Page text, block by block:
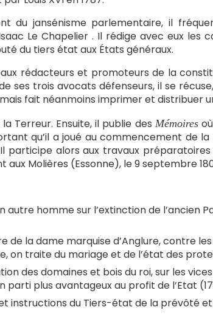
du jansénisme parlementaire, il
Le Chapelier . Il rédige avec eux les
du tiers état aux États généraux.
rédacteurs et promoteurs de la
ses trois avocats défenseurs, il se
fait néanmoins imprimer et distribuer
Terreur. Ensuite, il publie des Mémoires
qu’il a joué au commencement de
participe alors aux travaux
aux Molières (Essonne), le 9 septembre
autre homme sur l’extinction de l’ancien
de la dame marquise d’Anglure, contre
on traite du mariage et de l’état des
des domaines et bois du roi, sur les
parti plus avantageux au profit de l’Etat
instructions du Tiers-état de la prévôté